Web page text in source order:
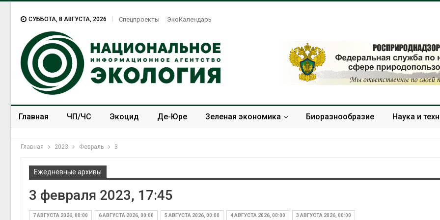
СУББОТА, 8 АВГУСТА, 2026 Спецпроекты ЭкоКалендарь
Главная ЧП/ЧС Экоцид Де-Юре Зеленая экономика Биоразнообразие Наука и
Главная 2023 Февраль 3
Ежедневные архивы
3 февраля 2023, 17:45
7 АВГУСТА 2026, 00:00 6 АВГУСТА 2026, 00:00 5 АВГУСТА 2026, 00:00 4 АВГУСТА 2026, 00:00 3 АВГУСТА 2026, 00:00
переживать жару